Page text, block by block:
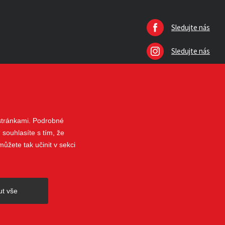
Sledujte nás
Sledujte nás
Podrobné
souhlasíte s tím, že
tak učinit v sekci
vše